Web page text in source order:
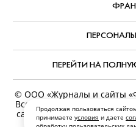
Продолжая пользоваться
принимаете условия и даете
ПЕРЕЙТИ НА
© ООО «Журналы и сайты
Все права защищены.
сайта возможна только с
цитировании ссылка на